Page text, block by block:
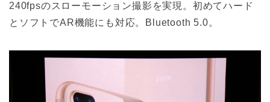
240fpsのスローモーション撮影を実現。初めてハード
とソフトでAR機能にも対応。Bluetooth 5.0。